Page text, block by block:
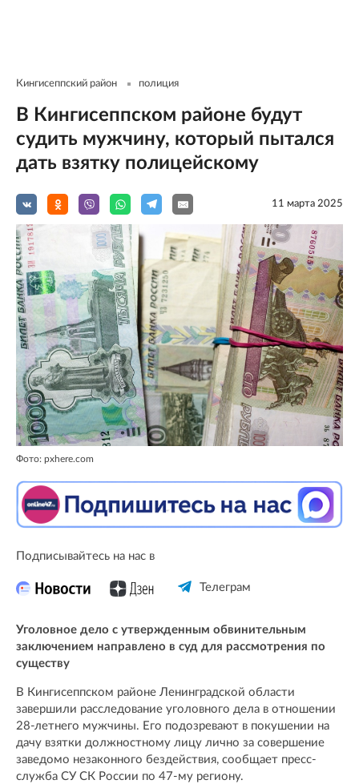
Кингисеппский район полиция
В Кингисеппском районе будут
судить мужчину, который пытался
дать взятку полицейскому
11 мартa 2025
Фото: pxhere.com
Подписывайтесь на нас в
Телеграм
Уголовное дело с утвержденным обвинительным
заключением направлено в суд для рассмотрения по
существу
В Кингисеппском районе Ленинградской области
завершили расследование уголовного дела в отношении
28-летнего мужчины. Его подозревают в покушении на
дачу взятки должностному лицу лично за совершение
заведомо незаконного бездействия, сообщает пресс-
служба СУ СК России по 47-му региону.